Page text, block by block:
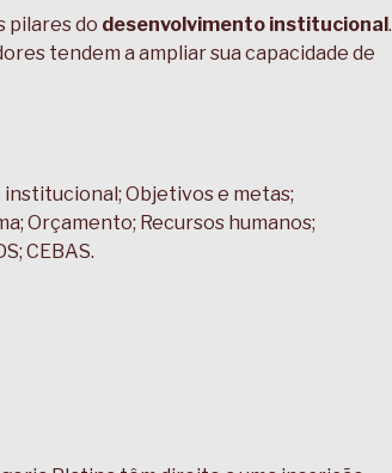
pilares do desenvolvimento institucional.
tendem a ampliar sua capacidade de
institucional; Objetivos e metas;
Orçamento; Recursos humanos;
CEBAS.